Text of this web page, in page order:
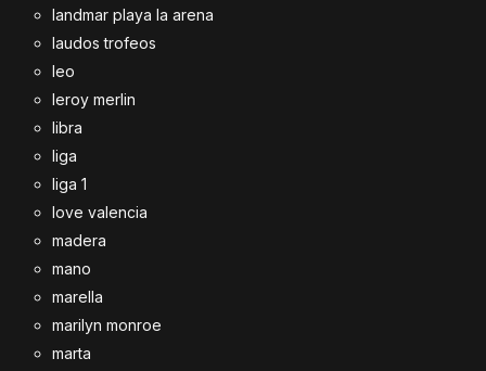
landmar playa la arena
laudos trofeos
leo
leroy merlin
libra
liga
liga 1
love valencia
madera
mano
marella
marilyn monroe
marta